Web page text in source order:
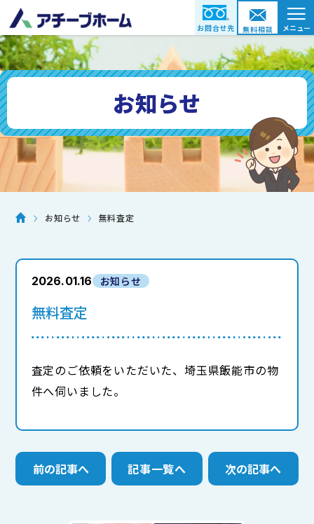
≡
メニュー
お問合せ先 無料相談
お知らせ
お知らせ 無料査定
2026.01.16 お知らせ
無料査定
査定のご依頼をいただいた、埼玉県飯能市の物
件へ伺いました。
前の記事へ 記事一覧へ 次の記事へ